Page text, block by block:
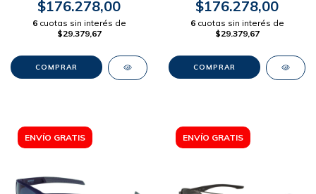
$176.278,00
6 cuotas sin interés de
$29.379,67
$176.278,00
6 cuotas sin interés de
$29.379,67
ENVÍO GRATIS ENVÍO GRATIS